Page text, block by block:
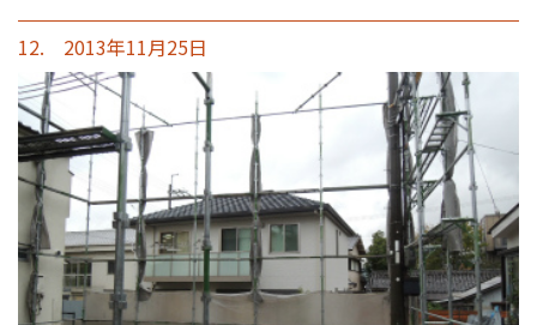
12. 2013年11月25日